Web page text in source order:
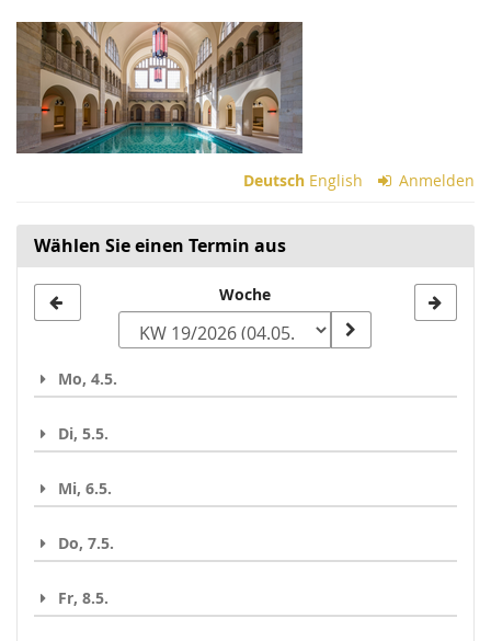
Zum
Haupt-
Inhalt
springen
Deutsch English Anmelden
Wählen Sie einen Termin aus
zur
auswählen
Woche
Mo, 4.5.
Di, 5.5.
Mi, 6.5.
Do, 7.5.
Fr, 8.5.